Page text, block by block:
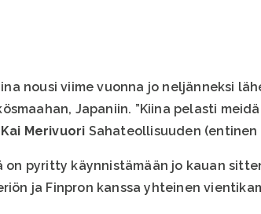
nousi viime vuonna jo neljänneksi
Japaniin. ”Kiina pelasti
Kai Merivuori Sahateollisuuden (entinen
on pyritty käynnistämään jo kauan
ja Finpron kanssa yhteinen